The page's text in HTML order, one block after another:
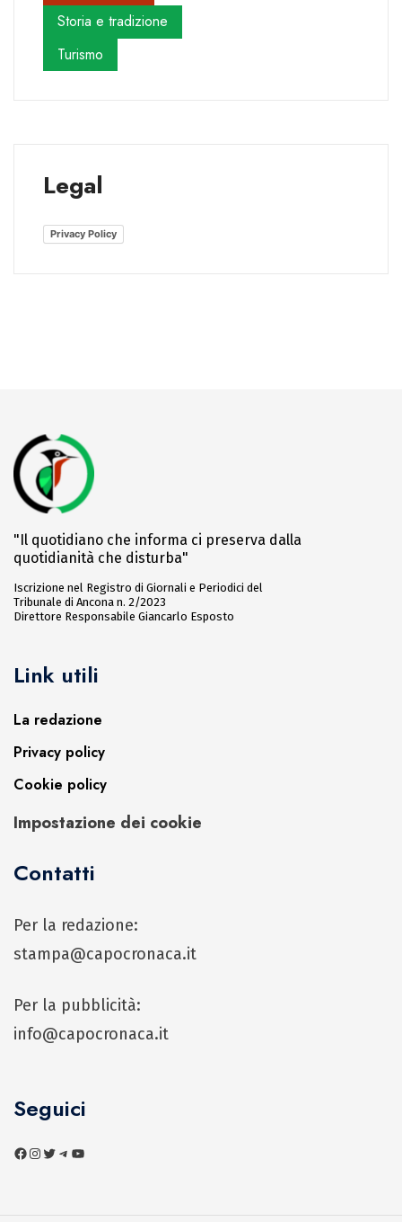
Storia e tradizione
Turismo
Legal
Privacy Policy
"Il quotidiano che informa ci preserva dalla
quotidianità che disturba"
Iscrizione nel Registro di Giornali e Periodici del
Tribunale di Ancona n. 2/2023
Direttore Responsabile Giancarlo Esposto
Link utili
La redazione
Privacy policy
Cookie policy
Impostazione dei cookie
Contatti
Per la redazione:
stampa@capocronaca.it
Per la pubblicità:
info@capocronaca.it
Seguici